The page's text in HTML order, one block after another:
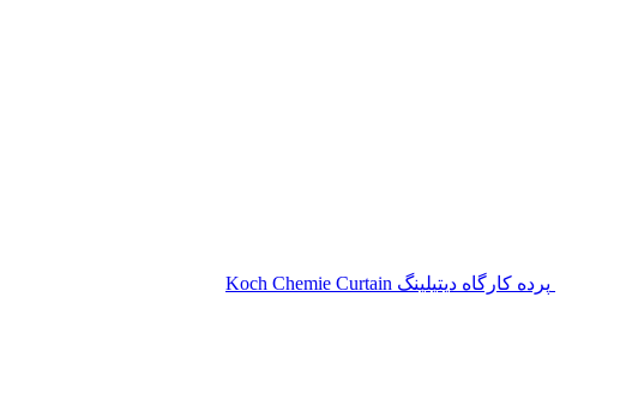
پرده کارگاه دیتیلینگ Koch Chemie Curtain